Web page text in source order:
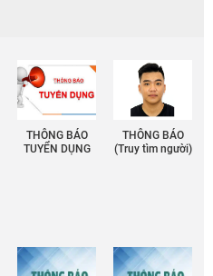
THÔNG BÁO
TUYỂN DỤNG
THÔNG BÁO
(Truy tìm người)